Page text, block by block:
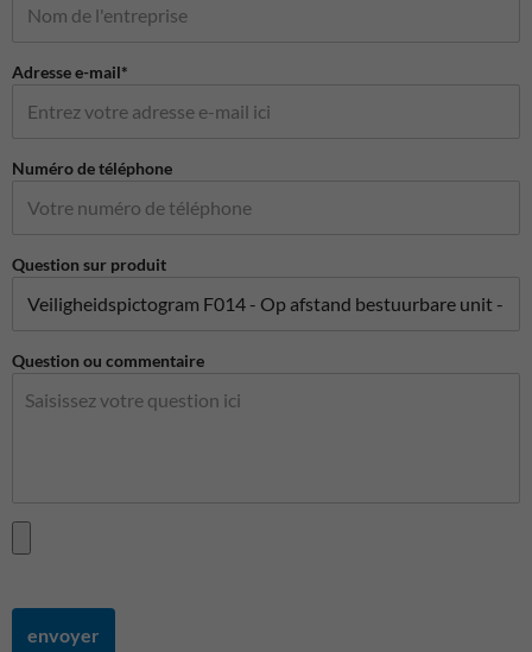
Adresse e-mail*
Numéro de téléphone
Question sur produit
Question ou commentaire
envoyer